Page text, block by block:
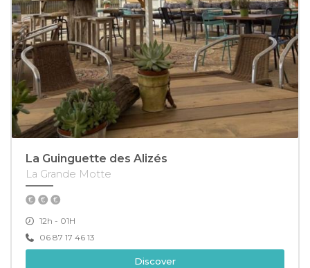
La Guinguette des Alizés
La Grande Motte
12h - 01H
06 87 17 46 13
Discover